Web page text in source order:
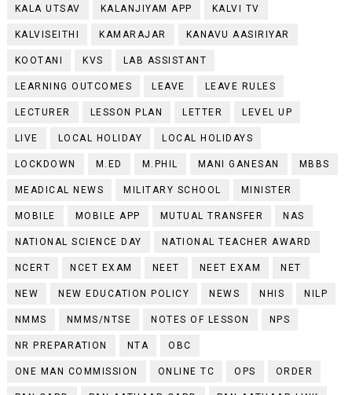
KALA UTSAV KALANJIYAM APP KALVI TV
KALVISEITHI KAMARAJAR KANAVU AASIRIYAR
KOOTANI KVS LAB ASSISTANT
LEARNING OUTCOMES LEAVE LEAVE RULES
LECTURER LESSON PLAN LETTER LEVEL UP
LIVE LOCAL HOLIDAY LOCAL HOLIDAYS
LOCKDOWN M.ED M.PHIL MANI GANESAN MBBS
MEADICAL NEWS MILITARY SCHOOL MINISTER
MOBILE MOBILE APP MUTUAL TRANSFER NAS
NATIONAL SCIENCE DAY NATIONAL TEACHER AWARD
NCERT NCET EXAM NEET NEET EXAM NET
NEW NEW EDUCATION POLICY NEWS NHIS NILP
NMMS NMMS/NTSE NOTES OF LESSON NPS
NR PREPARATION NTA OBC
ONE MAN COMMISSION ONLINE TC OPS ORDER